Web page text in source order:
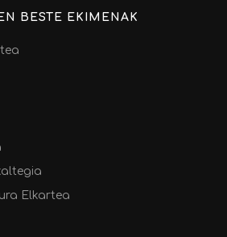
BESTE EKIMENAK
Elkartea